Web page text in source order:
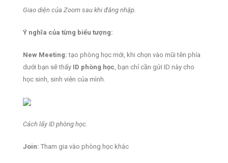
Giao diện của Zoom sau khi đăng nhập.
Ý nghĩa của từng biểu tượng:
New Meeting: tạo phòng học mới, khi chọn vào mũi tên phía
dưới bạn sẽ thấy ID phòng học , bạn chỉ cần gửi ID này cho
học sinh, sinh viên của mình.
Cách lấy ID phòng học.
Join: Tham gia vào phòng học khác